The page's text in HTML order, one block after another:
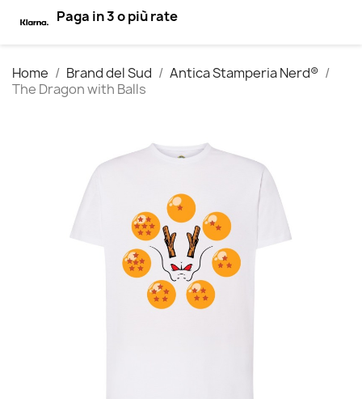
Paga in 3 o più rate
Home Brand del Sud
Antica Stamperia Nerd®
The Dragon with Balls